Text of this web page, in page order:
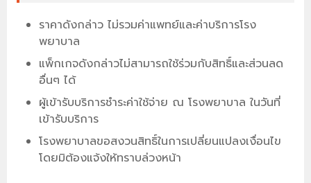
ราคาดังกล่าว ไม่รวมค่าแพทย์และค่าบริการโรง
พยาบาล
แพ็กเกจดังกล่าวไม่สามารถใช้ร่วมกับสิทธิ์และส่วนลด
อื่นๆ ได้
ผู้เข้ารับบริการชำระค่าใช้จ่าย ณ โรงพยาบาล ในวันที่
เข้ารับบริการ
โรงพยาบาลขอสงวนสิทธิ์ในการเปลี่ยนแปลงเงื่อนไข
โดยมิต้องแจ้งให้ทราบล่วงหน้า